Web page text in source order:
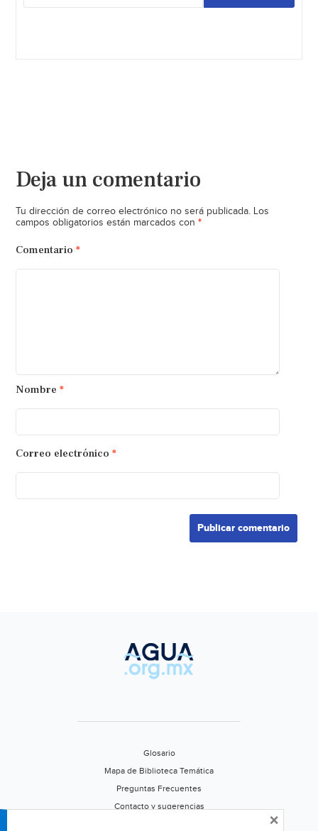
Deja un comentario
Tu dirección de correo electrónico no será publicada. Los
campos obligatorios están marcados con *
Comentario *
Nombre *
Correo electrónico *
Glosario
Mapa de Biblioteca Temática
Preguntas Frecuentes
Contacto y sugerencias
×